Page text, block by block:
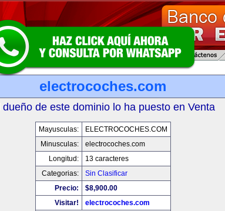
electrocoches.com
dueño de este dominio lo ha puesto en Venta
Mayusculas:
ELECTROCOCHES.COM
Minusculas:
electrocoches.com
Longitud:
13 caracteres
Categorias:
Sin Clasificar
Precio:
$8,900.00
Visitar!
electrocoches.com